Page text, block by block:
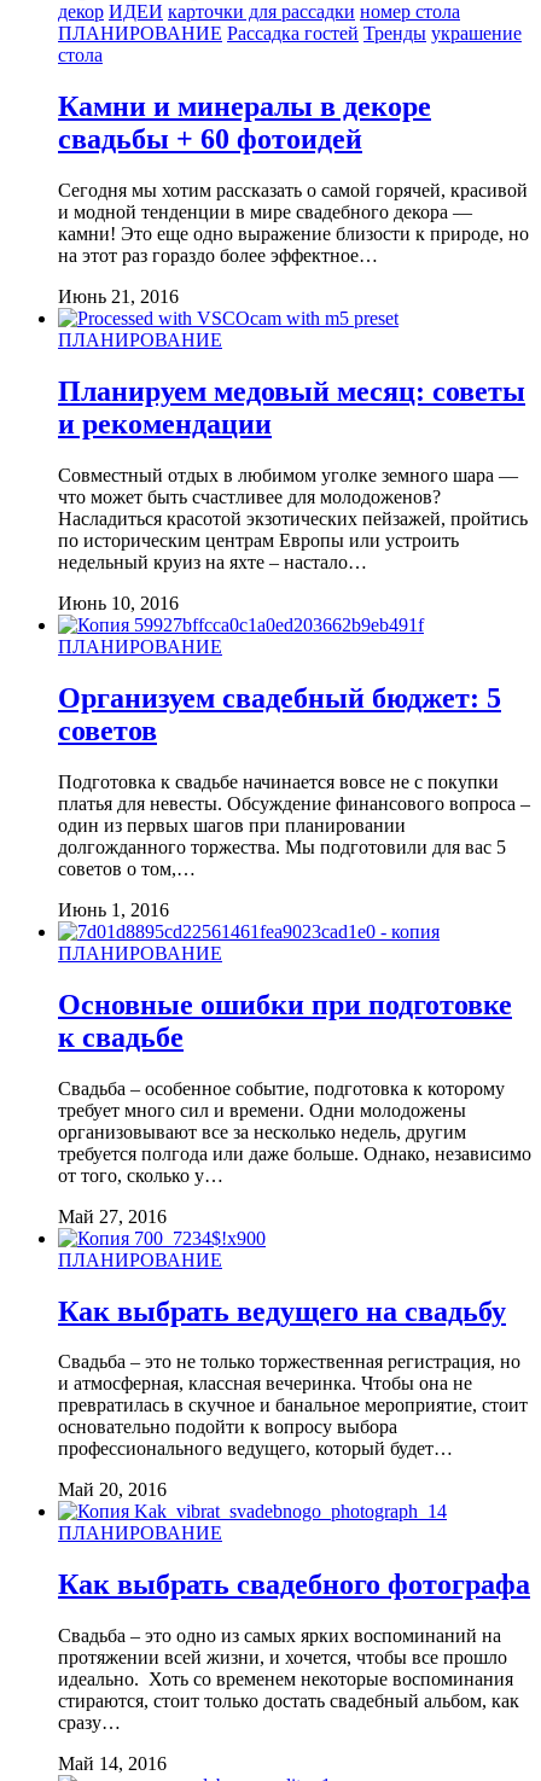
декор ИДЕИ карточки для рассадки номер стола
ПЛАНИРОВАНИЕ Рассадка гостей Тренды украшение
стола
Камни и минералы в декоре
свадьбы + 60 фотоидей
Сегодня мы хотим рассказать о самой горячей, красивой
и модной тенденции в мире свадебного декора —
камни! Это еще одно выражение близости к природе, но
на этот раз гораздо более эффектное…
Июнь 21, 2016
ПЛАНИРОВАНИЕ
Планируем медовый месяц: советы
и рекомендации
Совместный отдых в любимом уголке земного шара —
что может быть счастливее для молодоженов?
Насладиться красотой экзотических пейзажей, пройтись
по историческим центрам Европы или устроить
недельный круиз на яхте – настало…
Июнь 10, 2016
ПЛАНИРОВАНИЕ
Организуем свадебный бюджет: 5
советов
Подготовка к свадьбе начинается вовсе не с покупки
платья для невесты. Обсуждение финансового вопроса –
один из первых шагов при планировании
долгожданного торжества. Мы подготовили для вас 5
советов о том,…
Июнь 1, 2016
ПЛАНИРОВАНИЕ
Основные ошибки при подготовке
к свадьбе
Свадьба – особенное событие, подготовка к которому
требует много сил и времени. Одни молодожены
организовывают все за несколько недель, другим
требуется полгода или даже больше. Однако, независимо
от того, сколько у…
Май 27, 2016
ПЛАНИРОВАНИЕ
Как выбрать ведущего на свадьбу
Свадьба – это не только торжественная регистрация, но
и атмосферная, классная вечеринка. Чтобы она не
превратилась в скучное и банальное мероприятие, стоит
основательно подойти к вопросу выбора
профессионального ведущего, который будет…
Май 20, 2016
ПЛАНИРОВАНИЕ
Как выбрать свадебного фотографа
Свадьба – это одно из самых ярких воспоминаний на
протяжении всей жизни, и хочется, чтобы все прошло
идеально. Хоть со временем некоторые воспоминания
стираются, стоит только достать свадебный альбом, как
сразу…
Май 14, 2016